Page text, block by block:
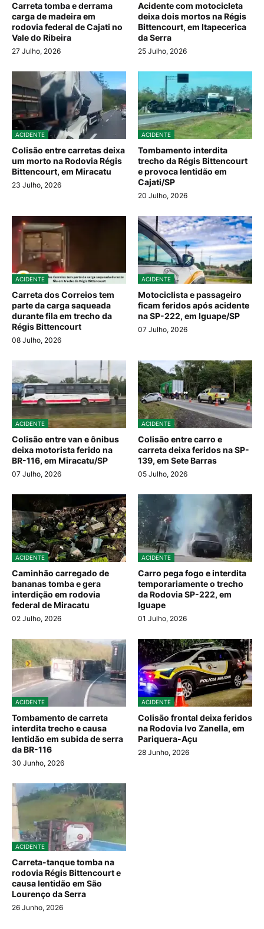
Carreta tomba e derrama
carga de madeira em
rodovia federal de Cajati no
Vale do Ribeira
27 Julho, 2026
Acidente com motocicleta
deixa dois mortos na Régis
Bittencourt, em Itapecerica
da Serra
25 Julho, 2026
ACIDENTE
Colisão entre carretas deixa
um morto na Rodovia Régis
Bittencourt, em Miracatu
23 Julho, 2026
ACIDENTE
Tombamento interdita
trecho da Régis Bittencourt
e provoca lentidão em
Cajati/SP
20 Julho, 2026
ACIDENTE
Carreta dos Correios tem
parte da carga saqueada
durante fila em trecho da
Régis Bittencourt
08 Julho, 2026
ACIDENTE
Motociclista e passageiro
ficam feridos após acidente
na SP-222, em Iguape/SP
07 Julho, 2026
ACIDENTE
Colisão entre van e ônibus
deixa motorista ferido na
BR-116, em Miracatu/SP
07 Julho, 2026
ACIDENTE
Colisão entre carro e
carreta deixa feridos na SP-
139, em Sete Barras
05 Julho, 2026
ACIDENTE
Caminhão carregado de
bananas tomba e gera
interdição em rodovia
federal de Miracatu
02 Julho, 2026
ACIDENTE
Carro pega fogo e interdita
temporariamente o trecho
da Rodovia SP-222, em
Iguape
01 Julho, 2026
ACIDENTE
Tombamento de carreta
interdita trecho e causa
lentidão em subida de serra
da BR-116
30 Junho, 2026
ACIDENTE
Colisão frontal deixa feridos
na Rodovia Ivo Zanella, em
Pariquera-Açu
28 Junho, 2026
ACIDENTE
Carreta-tanque tomba na
rodovia Régis Bittencourt e
causa lentidão em São
Lourenço da Serra
26 Junho, 2026